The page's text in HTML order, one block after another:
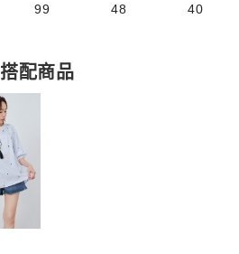
99 48 40
搭配商品